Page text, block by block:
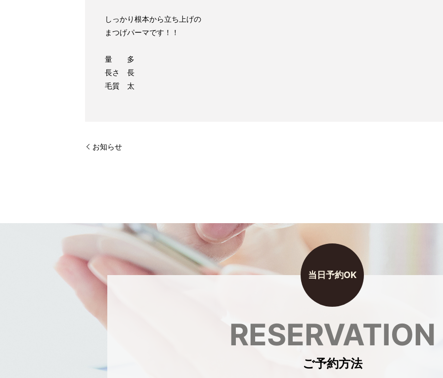
しっかり根本から立ち上げの
まつげパーマです！！
量 多
長さ 長
毛質 太
お知らせ
RESERVATION
ご予約方法